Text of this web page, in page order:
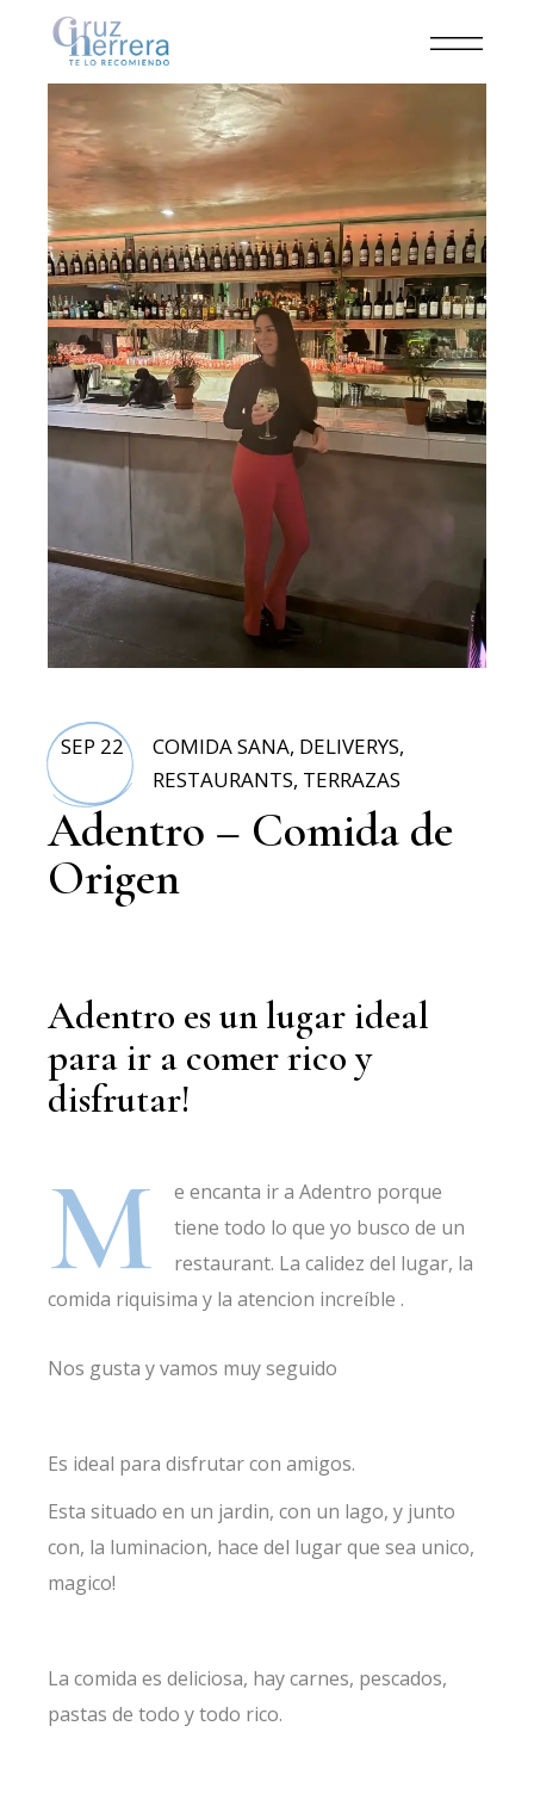
SEP 22 COMIDA SANA, DELIVERYS,
RESTAURANTS, TERRAZAS
Adentro – Comida de
Origen
Adentro es un lugar ideal
para ir a comer rico y
disfrutar!
M
e encanta ir a Adentro porque
tiene todo lo que yo busco de un
restaurant. La calidez del lugar, la
comida riquisima y la atencion increíble .
Nos gusta y vamos muy seguido
Es ideal para disfrutar con amigos.
Esta situado en un jardin, con un lago, y junto
con, la luminacion, hace del lugar que sea unico,
magico!
La comida es deliciosa, hay carnes, pescados,
pastas de todo y todo rico.